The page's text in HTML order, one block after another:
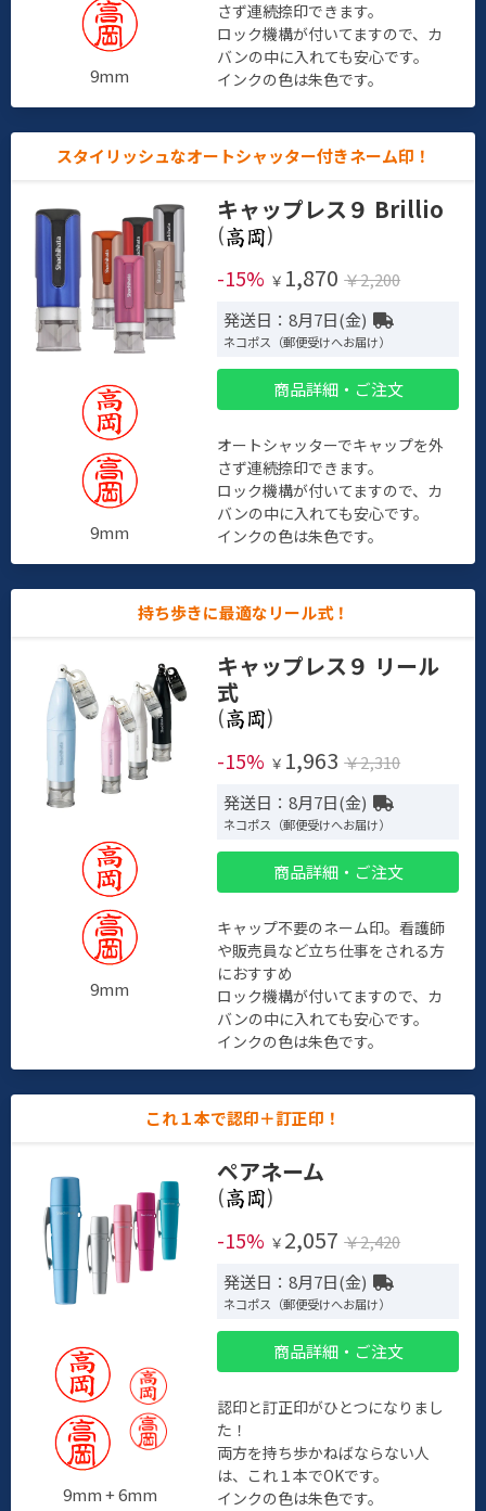
9mm
さず連続捺印できます。
ロック機構が付いてますので、カ
バンの中に入れても安心です。
インクの色は朱色です。
スタイリッシュなオートシャッター付きネーム印！
9mm
キャップレス９ Brillio
(
)
-15% ￥ 1,870 ￥2,200
発送日：8月7日(金)
ネコポス（郵便受けへお届け）
商品詳細・ご注文
オートシャッターでキャップを外
さず連続捺印できます。
ロック機構が付いてますので、カ
バンの中に入れても安心です。
インクの色は朱色です。
持ち歩きに最適なリール式！
9mm
キャップレス９ リール
式
(
)
-15% ￥ 1,963 ￥2,310
発送日：8月7日(金)
ネコポス（郵便受けへお届け）
商品詳細・ご注文
キャップ不要のネーム印。看護師
や販売員など立ち仕事をされる方
におすすめ
ロック機構が付いてますので、カ
バンの中に入れても安心です。
インクの色は朱色です。
これ１本で認印＋訂正印！
9mm + 6mm
ペアネーム
(
)
-15% ￥ 2,057 ￥2,420
発送日：8月7日(金)
ネコポス（郵便受けへお届け）
商品詳細・ご注文
認印と訂正印がひとつになりまし
た！
両方を持ち歩かねばならない人
は、これ１本でOKです。
インクの色は朱色です。